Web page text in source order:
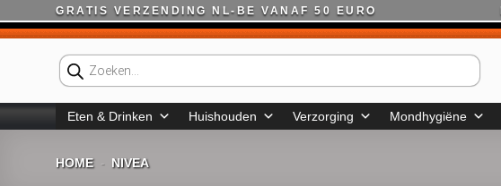
naar
GRATIS VERZENDING NL-BE VANAF 50 EURO
Producten
zoeken
Eten & Drinken Huishouden Verzorging Mondhygiëne
HOME - NIVEA